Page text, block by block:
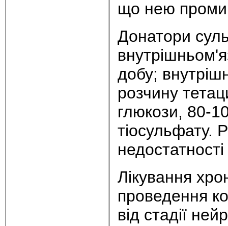
що нею
Донатори
добу;
розчину
глюкози, 80-
тіосульфату.
Лікування
проведення
від стадії